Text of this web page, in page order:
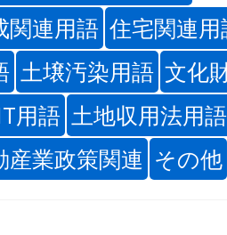
関連用語 住宅関連用
土壌汚染用語 文化
用語 土地収用法用語
産業政策関連 その他